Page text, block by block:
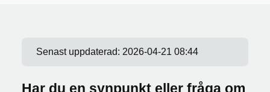
Senast uppdaterad: 2026-04-21 08:44
Har du en synpunkt eller fråga om